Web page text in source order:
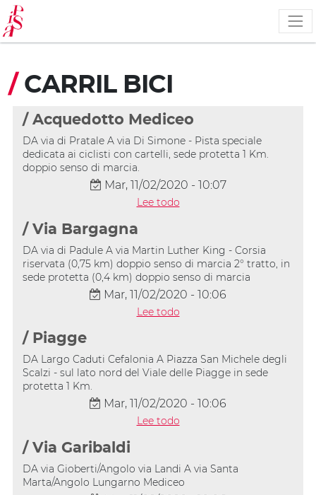
Pasar
al
contenido
principal
/ CARRIL BICI
/ Acquedotto Mediceo
DA via di Pratale A via Di Simone - Pista speciale
dedicata ai ciclisti con cartelli, sede protetta 1 Km.
doppio senso di marcia.
Mar, 11/02/2020 - 10:07
Lee todo
/ Via Bargagna
DA via di Padule A via Martin Luther King - Corsia
riservata (0,75 km) doppio senso di marcia 2° tratto, in
sede protetta (0,4 km) doppio senso di marcia
Mar, 11/02/2020 - 10:06
Lee todo
/ Piagge
DA Largo Caduti Cefalonia A Piazza San Michele degli
Scalzi - sul lato nord del Viale delle Piagge in sede
protetta 1 Km.
Mar, 11/02/2020 - 10:06
Lee todo
/ Via Garibaldi
DA via Gioberti/Angolo via Landi A via Santa
Marta/Angolo Lungarno Mediceo